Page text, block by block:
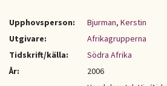
Upphovsperson:
Bjurman, Kerstin
Utgivare:
Afrikagrupperna
Tidskrift/källa:
Södra Afrika
År:
2006